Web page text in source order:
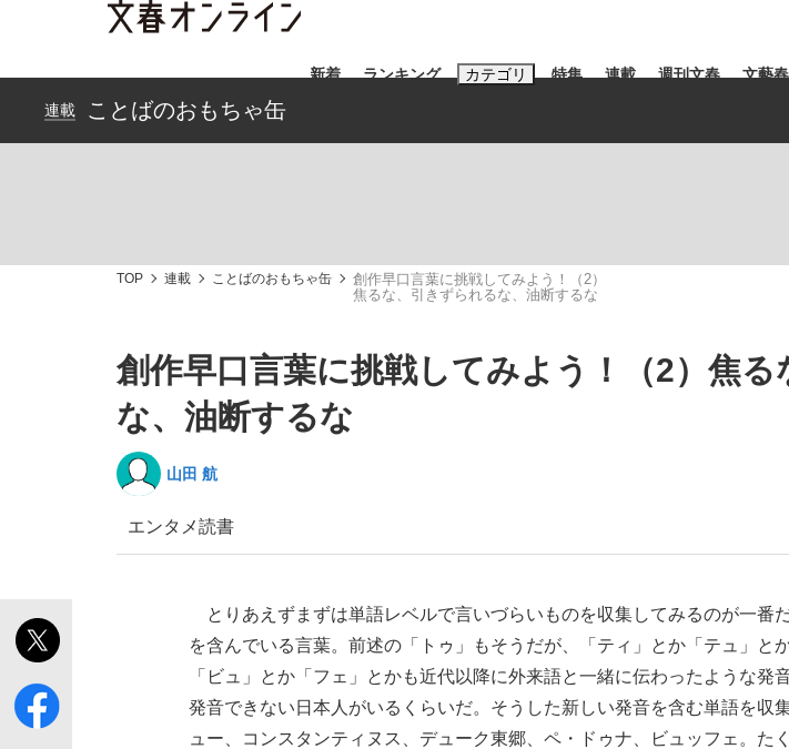
新着 ランキング カテゴリ
「90%は失敗する。でも…」本田圭佑が初めて明かした日本代表監督に...
「敗因分析は一切聞かれなかった」侍ジャパン選手が証言した“NPB聞...
特集
終戦から81年
キングの誕生を、目撃せよ。
連載 週刊文春 文藝
#藤田晋 #三山凌輝 #高市早苗 #後藤真希 #森
#玉木雄一郎
#亀和田武
連載 ことばのおもちゃ缶
TOP 連載 ことばのおもちゃ缶
創作早口言葉に挑戦してみよう！（2）
焦るな、引きずられるな、油断するな
創作早口言葉に挑戦してみよう！（2）焦る
な、油断するな
山田 航
エンタメ読書
とりあえずまずは単語レベルで言いづらいものを収集してみるのが一番
を含んでいる言葉。前述の「トゥ」もそうだが、「ティ」とか「テュ」と
「ビュ」とか「フェ」とかも近代以降に外来語と一緒に伝わったような発
発音できない日本人がいるくらいだ。そうした新しい発音を含む単語を収
ュー、コンスタンティヌス、デューク東郷、ペ・ドゥナ、ビュッフェ。た